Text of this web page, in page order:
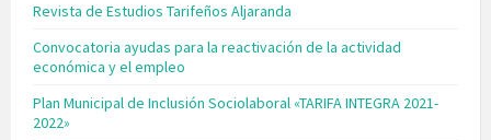
Revista de Estudios Tarifeños Aljaranda
Convocatoria ayudas para la reactivación de la actividad
económica y el empleo
Plan Municipal de Inclusión Sociolaboral «TARIFA INTEGRA 2021-
2022»